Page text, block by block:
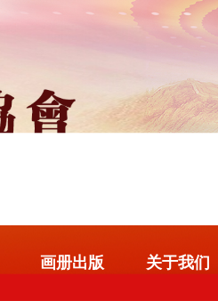
画册出版 关于我们